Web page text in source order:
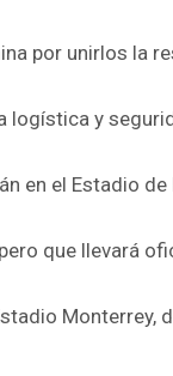
por unirlos la
logística y
en el Estadio
que llevará
Monterrey,